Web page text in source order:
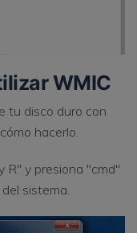
WMIC
tu disco duro con
hacerlo.
R" y presiona "cmd"
sistema.